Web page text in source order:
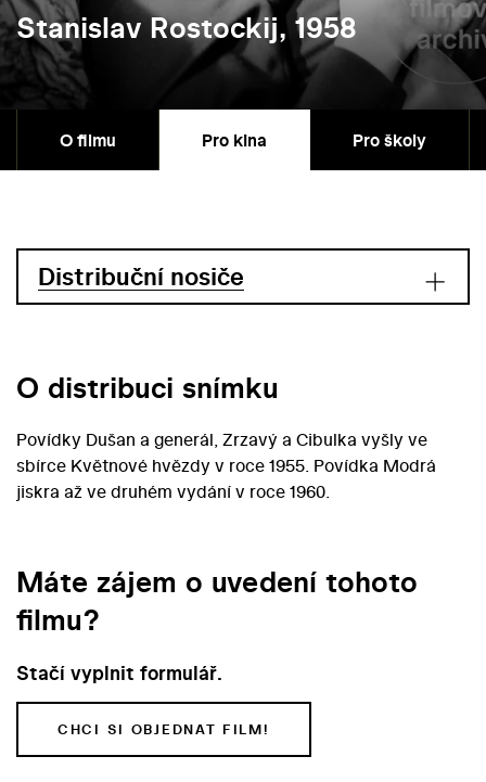
Stanislav Rostockij, 1958
O filmu Pro kina Pro školy
Distribuční nosiče
O distribuci snímku
Povídky Dušan a generál, Zrzavý a Cibulka vyšly ve
sbírce Květnové hvězdy v roce 1955. Povídka Modrá
jiskra až ve druhém vydání v roce 1960.
Máte zájem o uvedení tohoto
filmu?
Stačí vyplnit formulář.
CHCI SI OBJEDNAT FILM!